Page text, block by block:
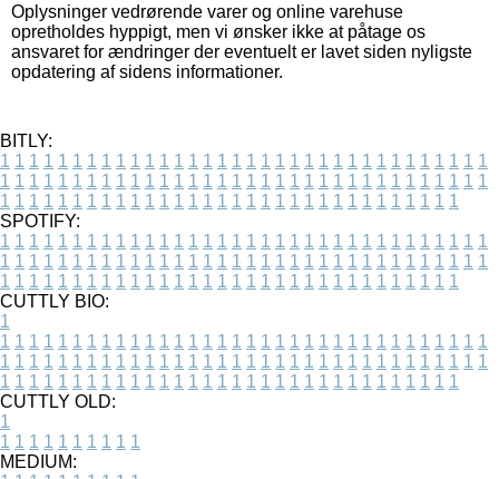
Oplysninger vedrørende varer og online varehuse
opretholdes hyppigt, men vi ønsker ikke at påtage os
ansvaret for ændringer der eventuelt er lavet siden nyligste
opdatering af sidens informationer.
BITLY:
1 1 1 1 1 1 1 1 1 1 1 1 1 1 1 1 1 1 1 1 1 1 1 1 1 1 1 1 1 1 1 1 1 1
1 1 1 1 1 1 1 1 1 1 1 1 1 1 1 1 1 1 1 1 1 1 1 1 1 1 1 1 1 1 1 1 1 1
1 1 1 1 1 1 1 1 1 1 1 1 1 1 1 1 1 1 1 1 1 1 1 1 1 1 1 1 1 1 1 1
SPOTIFY:
1 1 1 1 1 1 1 1 1 1 1 1 1 1 1 1 1 1 1 1 1 1 1 1 1 1 1 1 1 1 1 1 1 1
1 1 1 1 1 1 1 1 1 1 1 1 1 1 1 1 1 1 1 1 1 1 1 1 1 1 1 1 1 1 1 1 1 1
1 1 1 1 1 1 1 1 1 1 1 1 1 1 1 1 1 1 1 1 1 1 1 1 1 1 1 1 1 1 1 1
CUTTLY BIO:
1
1 1 1 1 1 1 1 1 1 1 1 1 1 1 1 1 1 1 1 1 1 1 1 1 1 1 1 1 1 1 1 1 1 1
1 1 1 1 1 1 1 1 1 1 1 1 1 1 1 1 1 1 1 1 1 1 1 1 1 1 1 1 1 1 1 1 1 1
1 1 1 1 1 1 1 1 1 1 1 1 1 1 1 1 1 1 1 1 1 1 1 1 1 1 1 1 1 1 1 1
CUTTLY OLD:
1
1 1 1 1 1 1 1 1 1 1
MEDIUM: